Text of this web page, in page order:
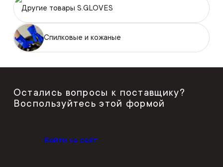
Другие товары S.GLOVES
Спилковые и кожаные
Остались вопросы к поставщику?
Воспользуйтесь этой формой
Войти на сайт